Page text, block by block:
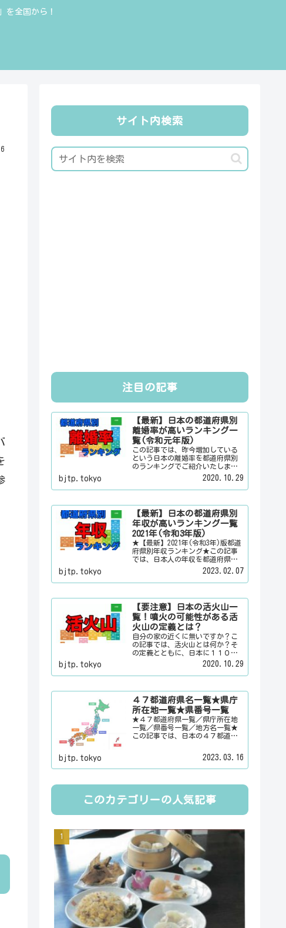
を全国から！
サイト内検索
注目の記事
【最新】日本の都道府県別
離婚率が高いランキング一
覧(令和元年版)
この記事では、昨今増加している
という日本の離婚率を都道府県別
のランキングでご紹介いたしま
す。日本人は３組に１組が離婚す
るというのは本当なのかその真偽
は？その他にも、大日本観光新聞
スポット・デートスポット・パワ
ースポット・心霊スポットなどの
各都道府県の観光情報・ローカル
情報を配信しています。
bjtp.tokyo 2020.10.29
【最新】日本の都道府県別
年収が高いランキング一覧
2021年(令和3年版)
★【最新】2021年(令和3年)版都道
府県別年収ランキング★この記事
では、日本人の年収を都道府県別
のランキングで「男女合計」「男
性のみ」「女性のみ」の３パター
ンでご紹介いたします。また、月
と平均の勤続年数についても表示
しています。
bjtp.tokyo 2023.02.07
【要注意】日本の活火山一
覧！噴火の可能性がある活
火山の定義とは？
自分の家の近くに無いですか？こ
の記事では、活火山とは何か？そ
の定義とともに、日本に１１０有
るという活火山を一覧でご紹介い
たします。その他にも、大日本観
光新聞では、方言・お土産・名
ト・パワースポット・心霊スポッ
トなどの各都道府県の観光情報・
ローカル情報を配信しています。
bjtp.tokyo 2020.10.29
４７都道府県名一覧★県庁
所在地一覧★県番号一覧
★４７都道府県一覧／県庁所在地
一覧／県番号一覧／地方名一覧★
この記事では、日本の４７都道府
す。それぞれの都道府県名、県庁
所在地、地方名のリンク先にはそ
います。
bjtp.tokyo 2023.03.16
このカテゴリーの人気記事